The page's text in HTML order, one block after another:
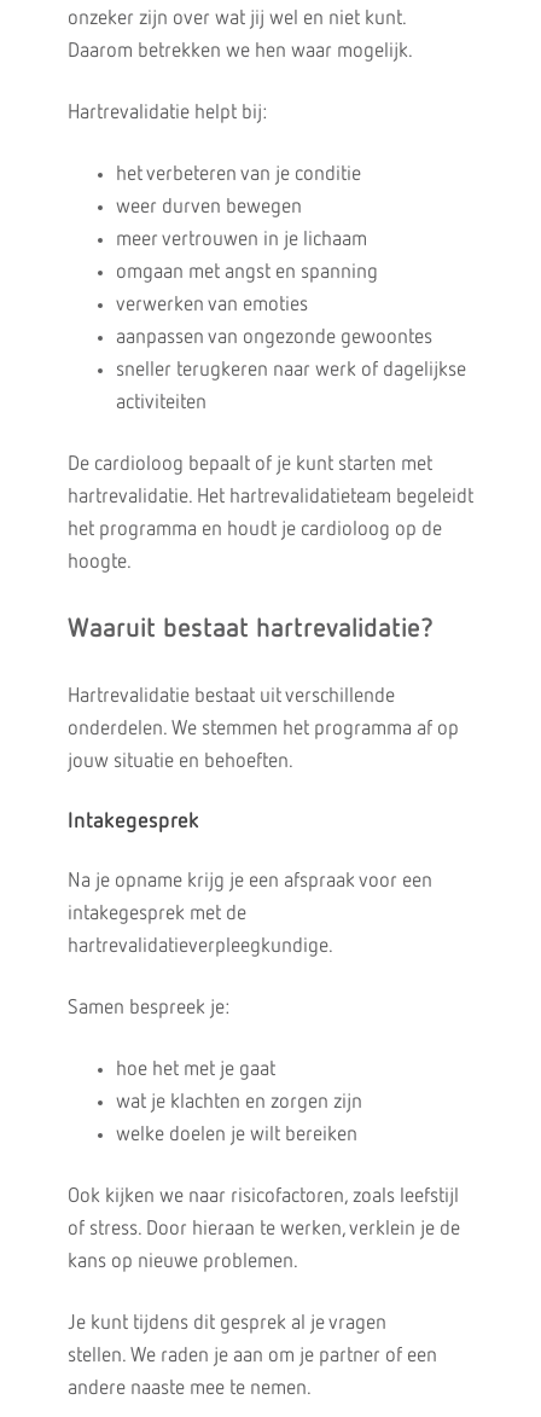
onzeker zijn over wat jij wel en niet kunt.
Daarom betrekken we hen waar mogelijk.
Hartrevalidatie helpt bij:
het verbeteren van je conditie
weer durven bewegen
meer vertrouwen in je lichaam
omgaan met angst en spanning
verwerken van emoties
aanpassen van ongezonde gewoontes
sneller terugkeren naar werk of dagelijkse
activiteiten
De cardioloog bepaalt of je kunt starten met
hartrevalidatie. Het hartrevalidatieteam begeleidt
het programma en houdt je cardioloog op de
hoogte.
Waaruit bestaat hartrevalidatie?
Hartrevalidatie bestaat uit verschillende
onderdelen. We stemmen het programma af op
jouw situatie en behoeften.
Intakegesprek
Na je opname krijg je een afspraak voor een
intakegesprek met de
hartrevalidatieverpleegkundige.
Samen bespreek je:
hoe het met je gaat
wat je klachten en zorgen zijn
welke doelen je wilt bereiken
Ook kijken we naar risicofactoren, zoals leefstijl
of stress. Door hieraan te werken, verklein je de
kans op nieuwe problemen.
Je kunt tijdens dit gesprek al je vragen
stellen. We raden je aan om je partner of een
andere naaste mee te nemen.